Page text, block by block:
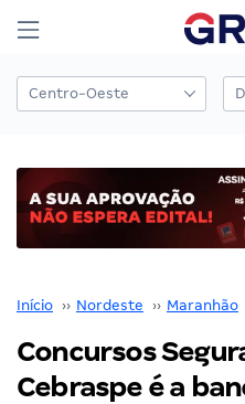
Início ›› Nordeste ›› Maranhão
Concursos
Cebraspe é a